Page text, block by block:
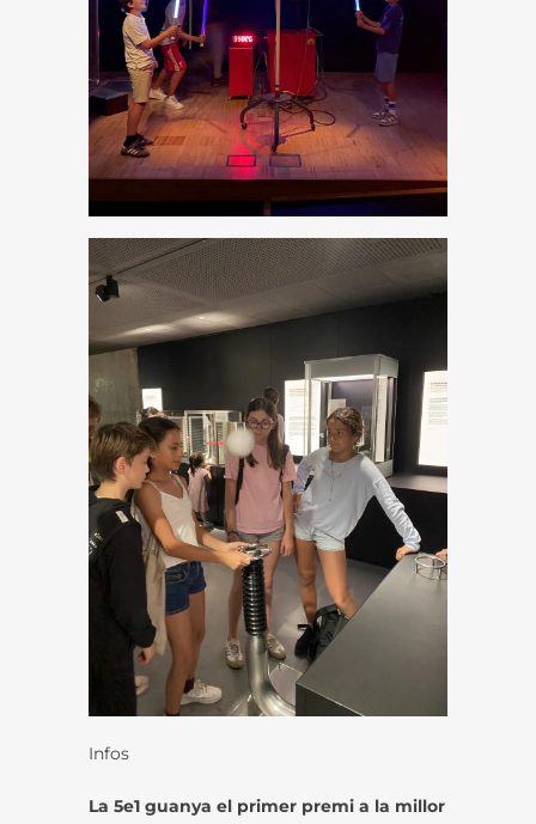
Infos
La 5e1 guanya el primer premi a la millor